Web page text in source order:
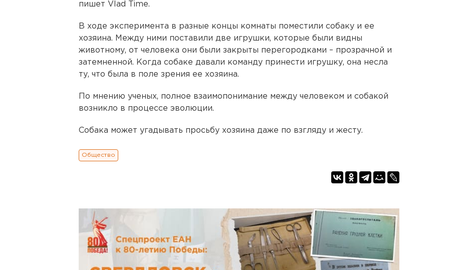
пишет Vlad Time.
В ходе эксперимента в разные концы комнаты поместили собаку и ее
хозяина. Между ними поставили две игрушки, которые были видны
животному, от человека они были закрыты перегородками – прозрачной и
затемненной. Когда собаке давали команду принести игрушку, она несла
ту, что была в поле зрения ее хозяина.
По мнению ученых, полное взаимопонимание между человеком и собакой
возникло в процессе эволюции.
Собака может угадывать просьбу хозяина даже по взгляду и жесту.
Общество